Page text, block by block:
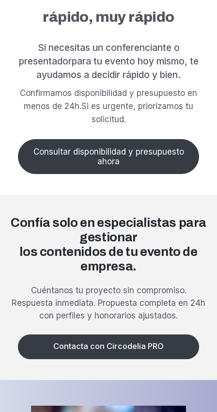
rápido, muy rápido
Si necesitas un conferenciante o
presentadorpara tu evento hoy mismo, te
ayudamos a decidir rápido y bien.
Confirmamos disponibilidad y presupuesto en
menos de 24h.Si es urgente, priorizamos tu
solicitud.
Consultar disponibilidad y presupuesto
ahora
Confía solo en especialistas para
gestionar
los contenidos de tu evento de
empresa.
Cuéntanos tu proyecto sin compromiso.
Respuesta inmediata. Propuesta completa en 24h
con perfiles y honorarios ajustados.
Contacta con Circodelia PRO